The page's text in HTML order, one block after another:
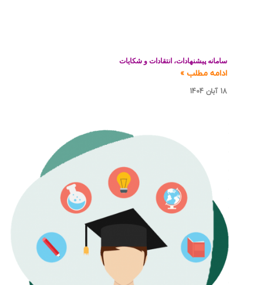
سامانه پیشنهادات، انتقادات و شکایات
ادامه مطلب »
18 آبان 1404